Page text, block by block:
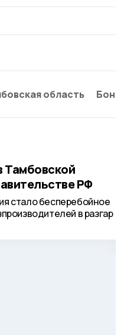
область
Тамбовской
РФ
стало бесперебойное
в разгар